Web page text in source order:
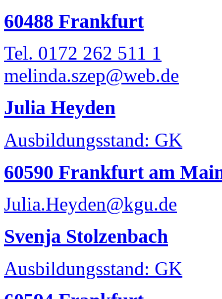
60488 Frankfurt
Tel. 0172 262 511 1
melinda.szep@web.de
Julia Heyden
Ausbildungsstand: GK
60590 Frankfurt am
Julia.Heyden@kgu.de
Svenja Stolzenbach
Ausbildungsstand: GK